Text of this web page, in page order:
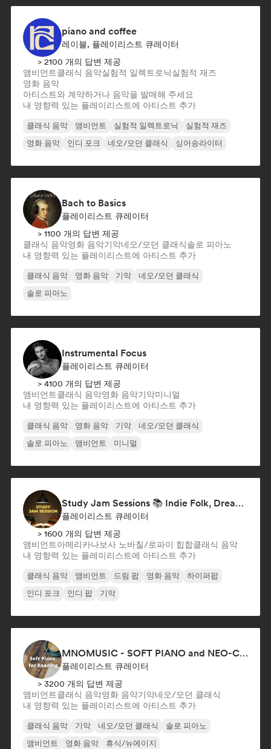
piano and coffee
레이블, 플레이리스트 큐레이터
> 2100 개의 답변 제공
앰비언트클래식 음악실험적 일렉트로닉실험적 재즈
영화 음악
아티스트와 계약하거나 음악을 발매해 주세요
내 영향력 있는 플레이리스트에 아티스트 추가
클래식 음악 앰비언트 실험적 일렉트로닉
실험적 재즈
영화 음악
인디 포크 네오/모던 클래식 싱어송라이터
Bach to Basics
플레이리스트 큐레이터
> 1100 개의 답변 제공
클래식 음악영화 음악기악네오/모던 클래식솔로 피아노
내 영향력 있는 플레이리스트에 아티스트 추가
클래식 음악 영화 음악 기악
네오/모던 클래식
솔로 피아노
Instrumental Focus
플레이리스트 큐레이터
> 4100 개의 답변 제공
앰비언트클래식 음악영화 음악기악미니멀
내 영향력 있는 플레이리스트에 아티스트 추가
클래식 음악 영화 음악 기악
네오/모던 클래식
솔로 피아노
앰비언트 미니멀
Study Jam Sessions 📚 Indie Folk, Dream Pop & Singer-Songwriter
플레이리스트 큐레이터
> 1600 개의 답변 제공
앰비언트아메리카나보사 노바칠/로파이 힙합클래식 음악
내 영향력 있는 플레이리스트에 아티스트 추가
클래식 음악 앰비언트 드림 팝 영화 음악
하이퍼팝
인디 포크
인디 팝 기악
MNOMUSIC - SOFT PIANO and NEO-CLASSICAL
플레이리스트 큐레이터
> 3200 개의 답변 제공
앰비언트클래식 음악영화 음악기악네오/모던 클래식
내 영향력 있는 플레이리스트에 아티스트 추가
클래식 음악 기악 네오/모던 클래식
솔로 피아노
앰비언트
영화 음악 휴식/뉴에이지